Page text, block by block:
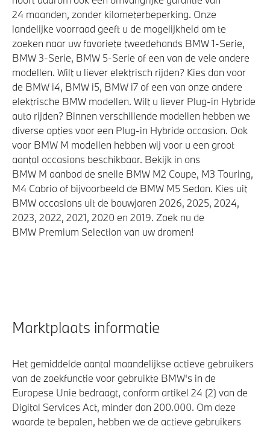
24 maanden, zonder kilometerbeperking. Onze
landelijke voorraad geeft u de mogelijkheid om te
zoeken naar uw favoriete tweedehands BMW 1-Serie,
BMW 3-Serie, BMW 5-Serie of een van de vele andere
modellen. Wilt u liever elektrisch rijden? Kies dan voor
de BMW i4, BMW i5, BMW i7 of een van onze andere
elektrische BMW modellen. Wilt u liever Plug-in Hybride
auto rijden? Binnen verschillende modellen hebben we
diverse opties voor een Plug-in Hybride occasion. Ook
voor BMW M modellen hebben wij voor u een groot
aantal occasions beschikbaar. Bekijk in ons
BMW M aanbod de snelle BMW M2 Coupe, M3 Touring,
M4 Cabrio of bijvoorbeeld de BMW M5 Sedan. Kies uit
BMW occasions uit de bouwjaren 2026, 2025, 2024,
2023, 2022, 2021, 2020 en 2019. Zoek nu de
BMW Premium Selection van uw dromen!
Marktplaats informatie
Het gemiddelde aantal maandelijkse actieve gebruikers
van de zoekfunctie voor gebruikte BMW's in de
Europese Unie bedraagt, conform artikel 24 (2) van de
Digital Services Act, minder dan 200.000. Om deze
waarde te bepalen, hebben we de actieve gebruikers